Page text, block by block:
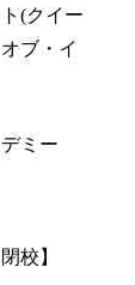
(クイー
ブ・イ
ミー
校】